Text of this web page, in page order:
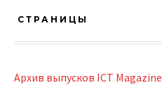
СТРАНИЦЫ
Архив выпусков ICT Magazine